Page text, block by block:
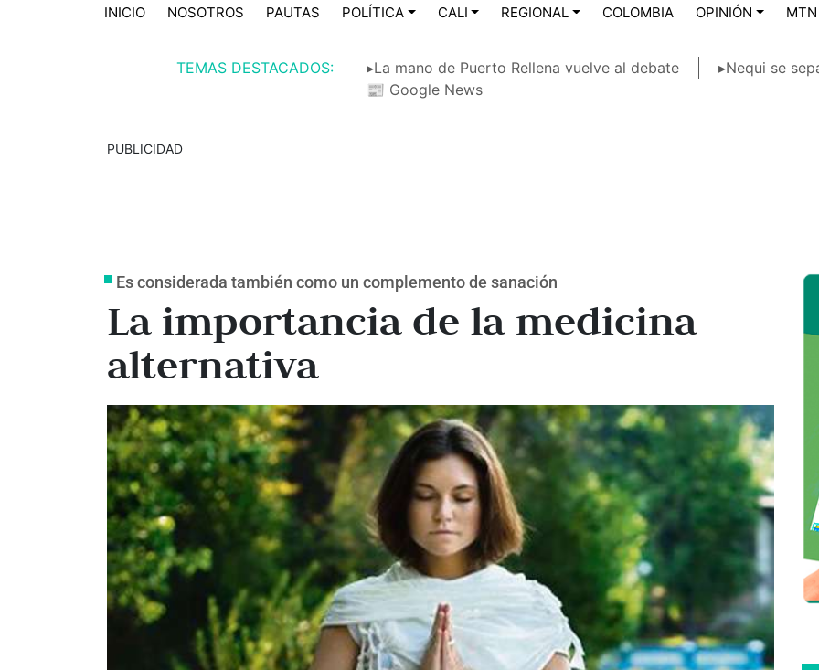
INICIO NOSOTROS PAUTAS POLÍTICA CALI REGIONAL COLOMBIA OPINIÓN MTN
TEMAS DESTACADOS: ▸La mano de Puerto Rellena vuelve al debate
▸Nequi se
📰 Google News
PUBLICIDAD
Es considerada también como un complemento de sanación
La importancia de la medicina
alternativa